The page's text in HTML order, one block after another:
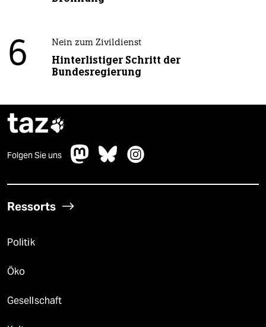
6 Nein zum Zivildienst
Hinterlistiger Schritt der
Bundesregierung
taz
Folgen Sie uns
Ressorts
Politik
Öko
Gesellschaft